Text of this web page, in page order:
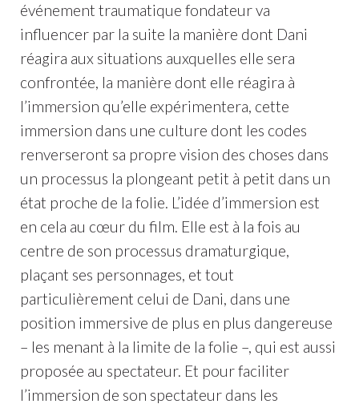
événement traumatique fondateur va
influencer par la suite la manière dont Dani
réagira aux situations auxquelles elle sera
confrontée, la manière dont elle réagira à
l’immersion qu’elle expérimentera, cette
immersion dans une culture dont les codes
renverseront sa propre vision des choses dans
un processus la plongeant petit à petit dans un
état proche de la folie. L’idée d’immersion est
en cela au cœur du film. Elle est à la fois au
centre de son processus dramaturgique,
plaçant ses personnages, et tout
particulièrement celui de Dani, dans une
position immersive de plus en plus dangereuse
– les menant à la limite de la folie –, qui est aussi
proposée au spectateur. Et pour faciliter
l’immersion de son spectateur dans les